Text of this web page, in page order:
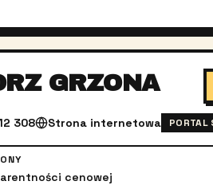
GRZONA
308 Strona internetowa PORTAL
cenowej